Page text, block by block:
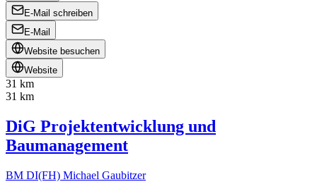
E-Mail schreiben
E-Mail
Website besuchen
Website
31 km
31 km
DiG Projektentwicklung und
Baumanagement
BM DI(FH) Michael Gaubitzer